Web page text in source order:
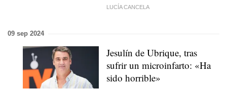
LUCÍA CANCELA
09 sep 2024
Jesulín de Ubrique, tras
sufrir un microinfarto: «Ha
sido horrible»